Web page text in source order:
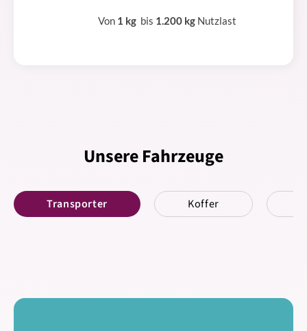
Von 1 kgbis 1.200 kgNutzlast
Unsere Fahrzeuge
Transporter Koffer